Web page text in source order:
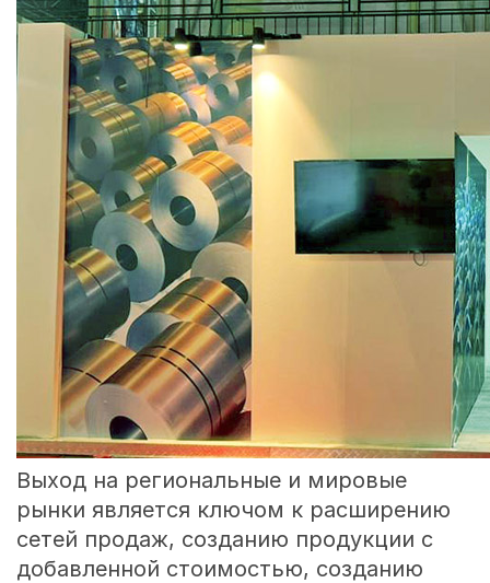
Выход на региональные и мировые
рынки является ключом к расширению
сетей продаж, созданию продукции с
добавленной стоимостью, созданию